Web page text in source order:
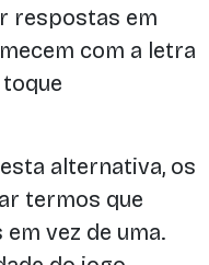
respostas em
com a letra
alternativa, os
termos que
vez de uma.